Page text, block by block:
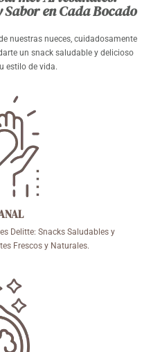
en Cada Bocado
nuestras nueces, cuidadosamente
un snack saludable y delicioso
estilo de vida.
Delitte: Snacks Saludables y
Frescos y Naturales.